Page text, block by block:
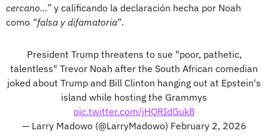
cercano…” y calificando la declaración hecha por Noah
como “falsa y difamatoria”.
President Trump threatens to sue "poor, pathetic,
talentless" Trevor Noah after the South African comedian
joked about Trump and Bill Clinton hanging out at Epstein's
island while hosting the Grammys
pic.twitter.com/jHQRIdGuk8
— Larry Madowo (@LarryMadowo) February 2, 2026